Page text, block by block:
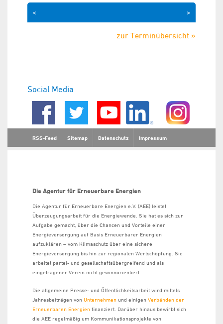
>
<
zur Terminübersicht »
Social Media
RSS-Feed Sitemap Datenschutz Impressum
Die Agentur für Erneuerbare Energien
Die Agentur für Erneuerbare Energien e.V. (AEE) leistet
Überzeugungsarbeit für die Energiewende. Sie hat es sich zur
Aufgabe gemacht, über die Chancen und Vorteile einer
Energieversorgung auf Basis Erneuerbarer Energien
aufzuklären – vom Klimaschutz über eine sichere
Energieversorgung bis hin zur regionalen Wertschöpfung. Sie
arbeitet partei- und gesellschaftsübergreifend und als
eingetragener Verein nicht gewinnorientiert.
Die allgemeine Presse- und Öffentlichkeitsarbeit wird mittels
Jahresbeiträgen von Unternehmen und einigen Verbänden der
Erneuerbaren Energien finanziert. Darüber hinaus bewirbt sich
die AEE regelmäßig um Kommunikationsprojekte von